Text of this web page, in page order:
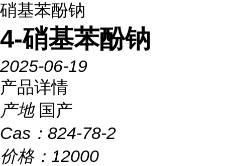
硝基苯酚钠
4-硝基苯酚钠
2025-06-19
产品详情
产地 国产
Cas： 824-78-2
价格： 12000